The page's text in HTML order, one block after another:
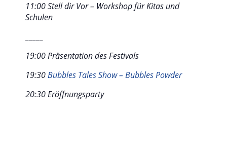
11:00 Stell dir Vor – Workshop für Kitas und
Schulen
19:00 Präsentation des Festivals
19:30Bubbles Tales Show – Bubbles Powder
20:30 Eröffnungsparty